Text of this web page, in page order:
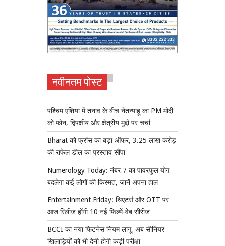
नवीनतम पोस्ट
पश्चिम एशिया में तनाव के बीच नेतन्याहू का PM मोदी
को फोन, द्विपक्षीय और क्षेत्रीय मुद्दों पर चर्चा
Bharat को फ्रांस का बड़ा ऑफर, 3.25 लाख करोड़
की राफेल डील का प्रस्ताव सौंपा
Numerology Today: नंबर 7 का पावरफुल योग
बदलेगा कई लोगों की किस्मत, जानें अपना हाल
Entertainment Friday: थिएटर्स और OTT पर
आज रिलीज होंगी 10 नई फिल्में-वेब सीरीज
BCCI का नया फिटनेस नियम लागू, अब सीनियर
खिलाड़ियों को भी देनी होगी कड़ी परीक्षा